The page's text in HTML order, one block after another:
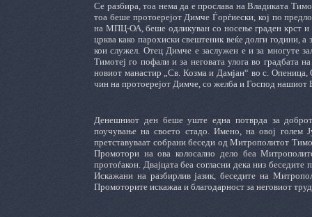
Се разбира, тоа нема да е прослава на Владиката
тоа беше протоерејот Димче Ѓорѓиески, кој по
на МПЦ-ОА, беше одликуван со носење граден крст и
црква како парохиски свештеник веќе долги години,
кои служел. Отец Димче е заслужен е и за многуте
Тимотеј го пофали и за неговата улога во градбата
новиот манастир „Св. Козма и Дамјан“ во с.
чин на протоерејот Димче, со желба и Господ нашиот
Денешниот ден беше уште една потврда за
поучување на своето стадо. Имено, на овој голем
претставуваат собрани беседи од Митрополитот
Промотори на ова колосално дело беа
протоѓакон. Двајцата беа согласни дека низ
Искажани на разбирлив јазик, беседите на
Промоторите искажаа и благодарност за неговиот